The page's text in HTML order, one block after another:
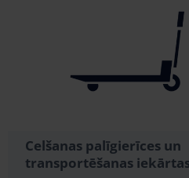
Celšanas palīgierīces un
transportēšanas